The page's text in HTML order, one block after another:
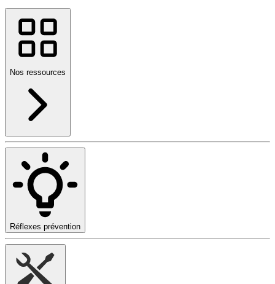
Nos ressources
Réflexes prévention